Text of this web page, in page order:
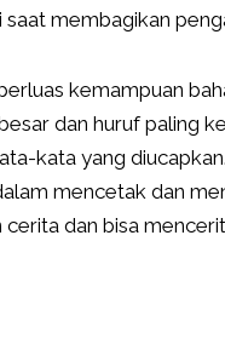
membagikan
kemampuan
dan huruf paling
kata yang
mencetak dan
dan bisa